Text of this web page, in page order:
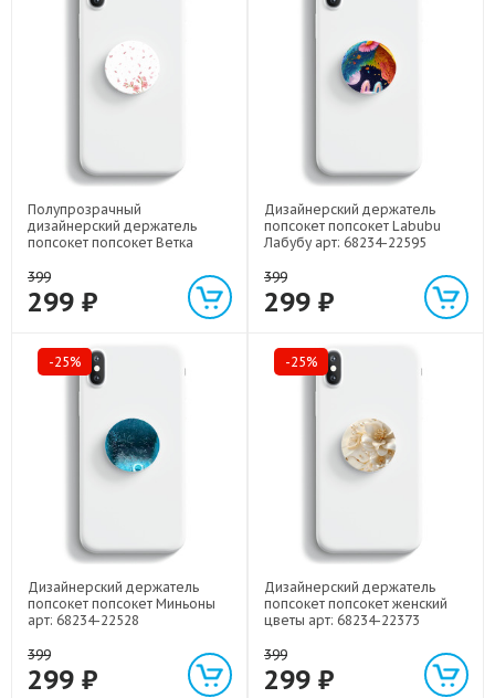
Полупрозрачный
дизайнерский держатель
попсокет попсокет Ветка
399
299 ₽
Дизайнерский держатель
попсокет попсокет Labubu
Лабубу арт: 68234-22595
399
299 ₽
-25%
Дизайнерский держатель
попсокет попсокет Миньоны
арт: 68234-22528
399
299 ₽
-25%
Дизайнерский держатель
попсокет попсокет женский
цветы арт: 68234-22373
399
299 ₽